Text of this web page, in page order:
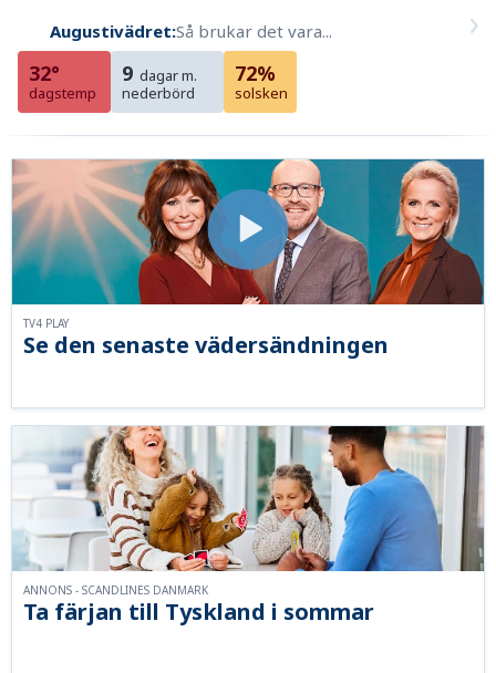
Augustivädret:Så brukar det vara...
32°
dagstemp
9 dagar m.
nederbörd
72%
solsken
Se den senaste vädersändningen
TV4 PLAY
Ta färjan till Tyskland i sommar
ANNONS - SCANDLINES DANMARK